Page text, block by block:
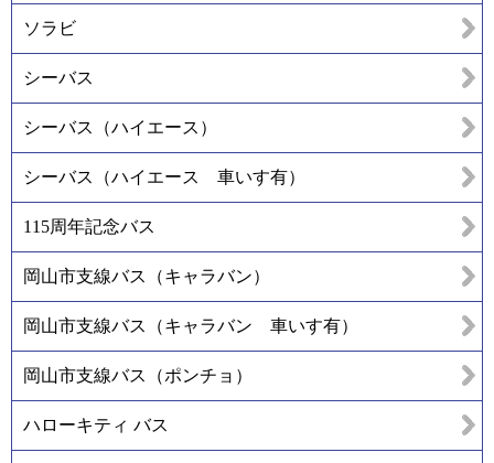
ソラビ
シーバス
シーバス（ハイエース）
シーバス（ハイエース 車いす有）
115周年記念バス
岡山市支線バス（キャラバン）
岡山市支線バス（キャラバン 車いす有）
岡山市支線バス（ポンチョ）
ハローキティ バス